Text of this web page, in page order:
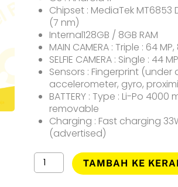
Chipset : MediaTek MT6853
(7 nm)
Internal128GB / 8GB RAM
MAIN CAMERA : Triple : 64 MP,
SELFIE CAMERA : Single : 44 MP
Sensors : Fingerprint (under
accelerometer, gyro,
BATTERY : Type : Li-Po 4000
removable
Charging : Fast charging
(advertised)
Kuantitas
Vivo
TAMBAH KE